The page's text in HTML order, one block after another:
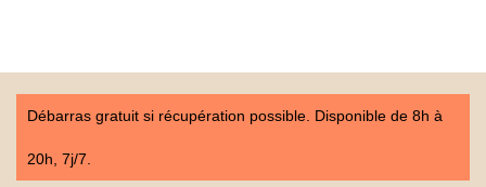
Débarras gratuit si récupération possible. Disponible de 8h à
20h, 7j/7.